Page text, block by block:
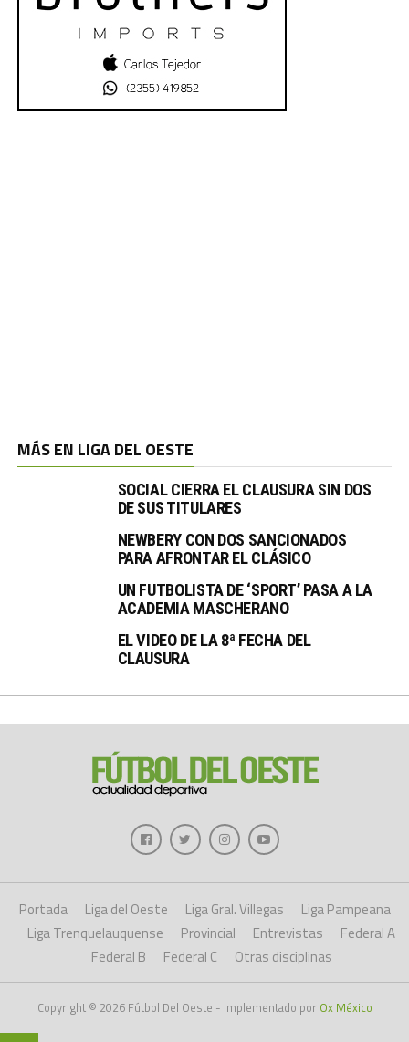
MÁS EN LIGA DEL OESTE
SOCIAL CIERRA EL CLAUSURA SIN DOS
DE SUS TITULARES
NEWBERY CON DOS SANCIONADOS
PARA AFRONTAR EL CLÁSICO
UN FUTBOLISTA DE ‘SPORT’ PASA A LA
ACADEMIA MASCHERANO
EL VIDEO DE LA 8ª FECHA DEL
CLAUSURA
Portada Liga del Oeste Liga Gral. Villegas
Liga Pampeana
Liga Trenquelauquense
Provincial Entrevistas
Federal A
Federal B
Federal C Otras disciplinas
Copyright © 2026 Fútbol Del Oeste - Implementado por Ox México